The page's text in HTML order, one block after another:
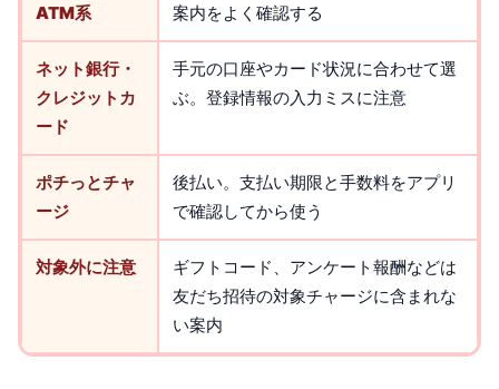
ATM系
案内をよく確認する
ネット銀行・
クレジットカ
ード
手元の口座やカード状況に合わせて選
ぶ。登録情報の入力ミスに注意
ポチっとチャ
ージ
後払い。支払い期限と手数料をアプリ
で確認してから使う
対象外に注意
ギフトコード、アンケート報酬などは
友だち招待の対象チャージに含まれな
い案内